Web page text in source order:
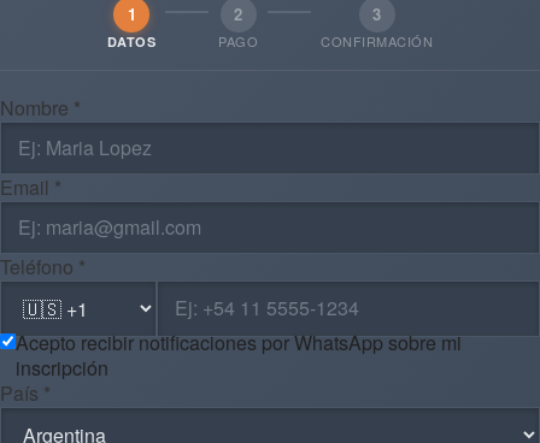
1
DATOS
2
PAGO
3
CONFIRMACIÓN
Nombre *
Email *
Teléfono *
Acepto recibir notificaciones por WhatsApp sobre mi
inscripción
País *